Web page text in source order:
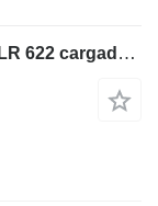
Liebherr LR 622 cabina para Liebherr LR 622 cargadora de cadenas